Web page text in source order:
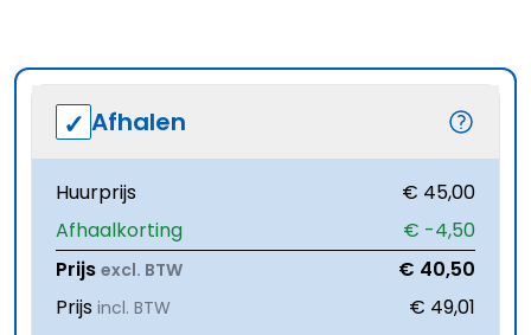
Afhalen
Huurprijs
€ 45,00
Afhaalkorting
€ -4,50
Prijs excl. BTW
€ 40,50
Prijs incl. BTW
€ 49,01